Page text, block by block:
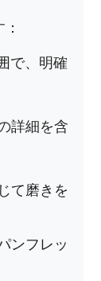
で、明確
詳細を含
て磨きを
ンフレッ